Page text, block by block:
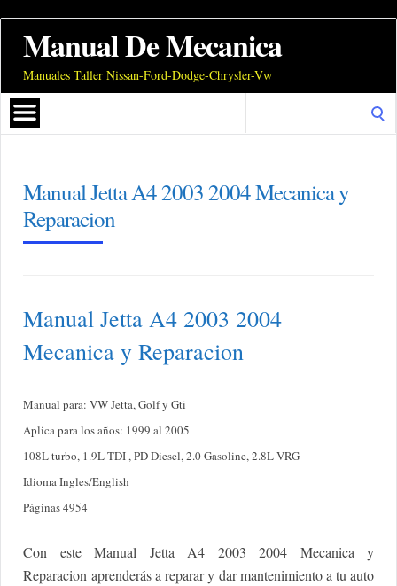
Manual De Mecanica
Manuales Taller Nissan-Ford-Dodge-Chrysler-Vw
Manual Jetta A4 2003 2004 Mecanica y
Reparacion
Manual Jetta A4 2003 2004
Mecanica y Reparacion
Manual para: VW Jetta, Golf y Gti
Aplica para los años: 1999 al 2005
108L turbo, 1.9L TDI , PD Diesel, 2.0 Gasoline, 2.8L VRG
Idioma Ingles/English
Páginas 4954
Con este Manual Jetta A4 2003 2004 Mecanica y
Reparacion aprenderás a reparar y dar mantenimiento a tu auto